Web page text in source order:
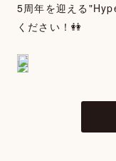
5周年を迎える
ください！👭